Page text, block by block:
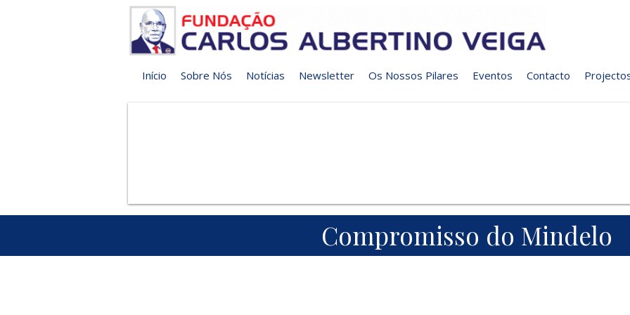
Início Sobre Nós Notícias Newsletter Os Nossos Pilares Eventos Contacto
Compromisso do Mindelo